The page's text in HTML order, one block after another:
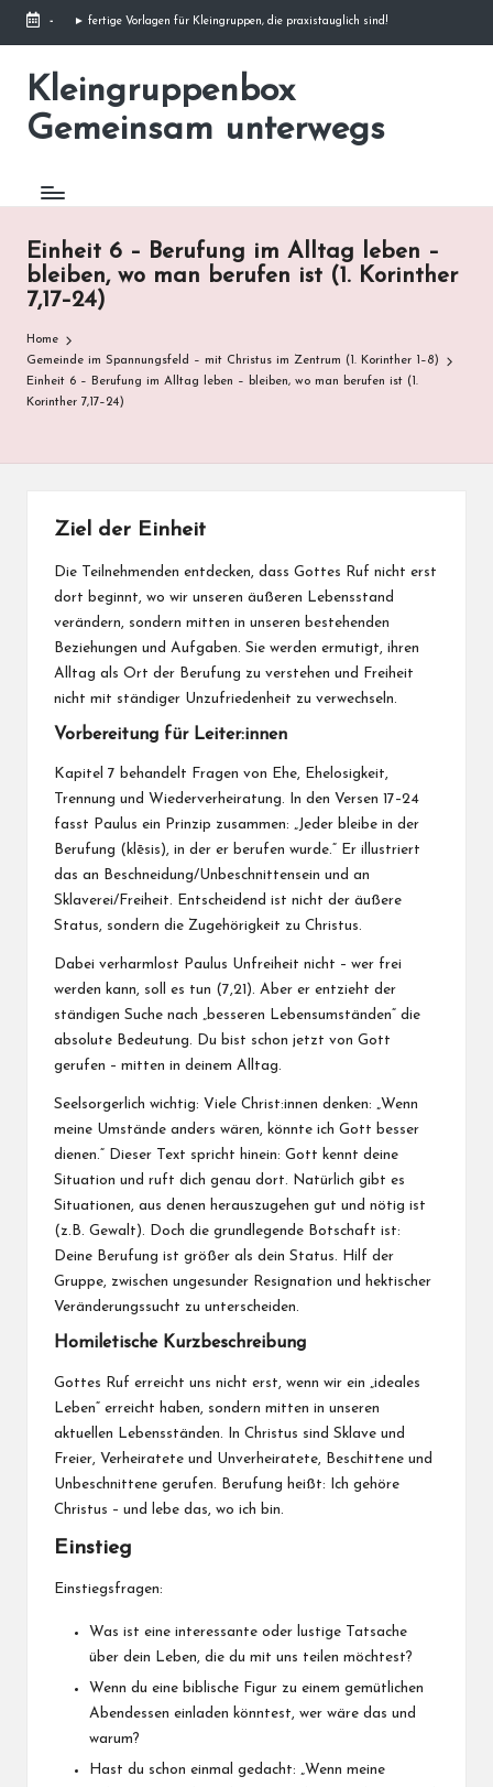
Skip
content
- ► fertige Vorlagen für Kleingruppen, die praxistauglich sind!
Kleingruppenbox
Gemeinsam unterwegs
Gemeinsam
glauben,
wachsen,
Einheit 6 – Berufung im Alltag leben –
bleiben, wo man berufen ist (1. Korinther
7,17–24)
Home
Gemeinde im Spannungsfeld – mit Christus im Zentrum (1. Korinther 1–8)
Einheit 6 – Berufung im Alltag leben – bleiben, wo man berufen ist (1.
Korinther 7,17–24)
Ziel der Einheit
Die Teilnehmenden entdecken, dass Gottes Ruf nicht erst
dort beginnt, wo wir unseren äußeren Lebensstand
verändern, sondern mitten in unseren bestehenden
Beziehungen und Aufgaben. Sie werden ermutigt, ihren
Alltag als Ort der Berufung zu verstehen und Freiheit
nicht mit ständiger Unzufriedenheit zu verwechseln.
Vorbereitung für Leiter:innen
Kapitel 7 behandelt Fragen von Ehe, Ehelosigkeit,
Trennung und Wiederverheiratung. In den Versen 17–24
fasst Paulus ein Prinzip zusammen: „Jeder bleibe in der
Berufung (klēsis), in der er berufen wurde.“ Er illustriert
das an Beschneidung/Unbeschnittensein und an
Sklaverei/Freiheit. Entscheidend ist nicht der äußere
Status, sondern die Zugehörigkeit zu Christus.
Dabei verharmlost Paulus Unfreiheit nicht – wer frei
werden kann, soll es tun (7,21). Aber er entzieht der
ständigen Suche nach „besseren Lebensumständen“ die
absolute Bedeutung. Du bist schon jetzt von Gott
gerufen – mitten in deinem Alltag.
Seelsorgerlich wichtig: Viele Christ:innen denken: „Wenn
meine Umstände anders wären, könnte ich Gott besser
dienen.“ Dieser Text spricht hinein: Gott kennt deine
Situation und ruft dich genau dort. Natürlich gibt es
Situationen, aus denen herauszugehen gut und nötig ist
(z.B. Gewalt). Doch die grundlegende Botschaft ist:
Deine Berufung ist größer als dein Status. Hilf der
Gruppe, zwischen ungesunder Resignation und hektischer
Veränderungssucht zu unterscheiden.
Homiletische Kurzbeschreibung
Gottes Ruf erreicht uns nicht erst, wenn wir ein „ideales
Leben“ erreicht haben, sondern mitten in unseren
aktuellen Lebensständen. In Christus sind Sklave und
Freier, Verheiratete und Unverheiratete, Beschittene und
Unbeschnittene gerufen. Berufung heißt: Ich gehöre
Christus – und lebe das, wo ich bin.
Einstieg
Einstiegsfragen:
Was ist eine interessante oder lustige Tatsache
über dein Leben, die du mit uns teilen möchtest?
Wenn du eine biblische Figur zu einem gemütlichen
Abendessen einladen könntest, wer wäre das und
warum?
Hast du schon einmal gedacht: „Wenn meine